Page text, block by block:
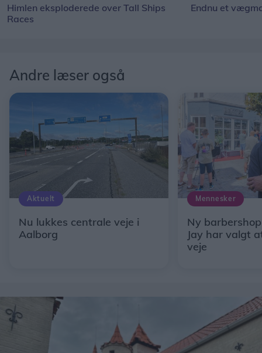
Himlen eksploderede over Tall Ships
Races
Endnu et
Andre læser også
Aktuelt
Nu lukkes centrale veje i
Aalborg
Mennesker
Ny
Jay har valgt
veje